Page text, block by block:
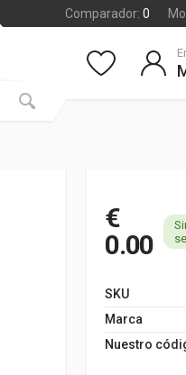
Comparador: 0
€
0.00
SKU
Marca
Nuestro